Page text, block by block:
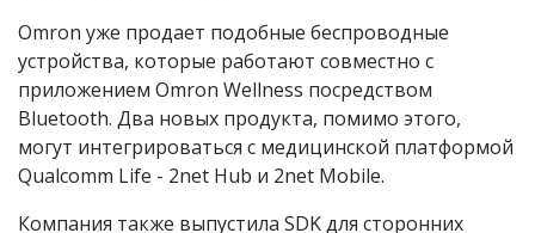
Omron уже продает подобные беспроводные
устройства, которые работают совместно с
приложением Omron Wellness посредством
Bluetooth. Два новых продукта, помимо этого,
могут интегрироваться с медицинской платформой
Qualcomm Life - 2net Hub и 2net Mobile.
Компания также выпустила SDK для сторонних